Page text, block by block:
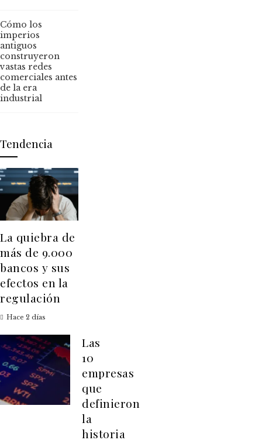
Cómo los
imperios
antiguos
construyeron
vastas redes
comerciales antes
de la era
industrial
Tendencia
La quiebra de
más de 9.000
bancos y sus
efectos en la
regulación
Hace 2 días
Las
10
empresas
que
definieron
la
historia